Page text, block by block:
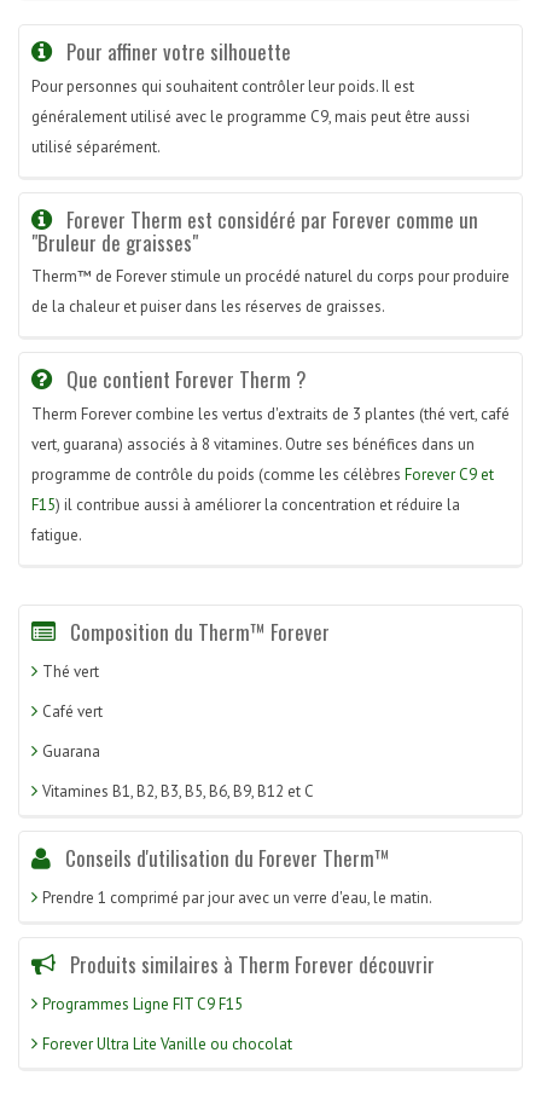
Pour affiner votre silhouette
Pour personnes qui souhaitent contrôler leur poids. Il est
généralement utilisé avec le programme C9, mais peut être aussi
utilisé séparément.
Forever Therm est considéré par Forever comme un
"Bruleur de graisses"
Therm™ de Forever stimule un procédé naturel du corps pour produire
de la chaleur et puiser dans les réserves de graisses.
Que contient Forever Therm ?
Therm Forever combine les vertus d'extraits de 3 plantes (thé vert, café
vert, guarana) associés à 8 vitamines. Outre ses bénéfices dans un
programme de contrôle du poids (comme les célèbres Forever C9 et
F15) il contribue aussi à améliorer la concentration et réduire la
fatigue.
Composition du Therm™ Forever
Thé vert
Café vert
Guarana
Vitamines B1, B2, B3, B5, B6, B9, B12 et C
Conseils d'utilisation du Forever Therm™
Prendre 1 comprimé par jour avec un verre d'eau, le matin.
Produits similaires à Therm Forever découvrir
Programmes Ligne FIT C9 F15
Forever Ultra Lite Vanille ou chocolat